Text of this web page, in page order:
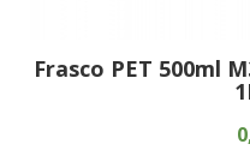
Frasco PET 500ml